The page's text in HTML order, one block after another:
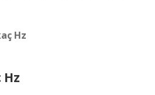
Hz
Hz